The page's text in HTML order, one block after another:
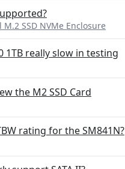
M.2 SSD NVMe Enclosure
1TB really slow in testing
the M2 SSD Card
rating for the SM841N?